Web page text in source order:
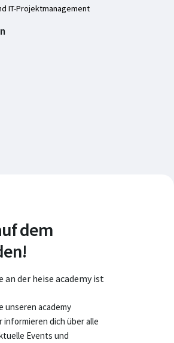
IT-Projektmanagement
dem
an der heise academy ist
unseren academy
informieren dich über alle
Events und